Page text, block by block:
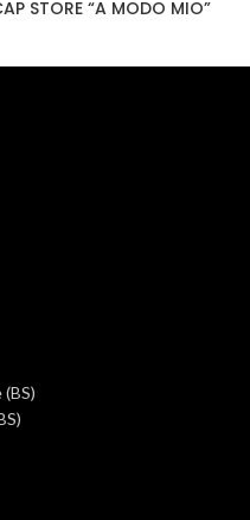
STORE “A MODO MIO”